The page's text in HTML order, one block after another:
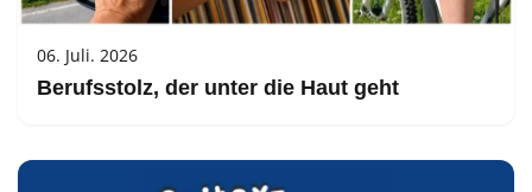
06. Juli. 2026
Berufsstolz, der unter die Haut geht